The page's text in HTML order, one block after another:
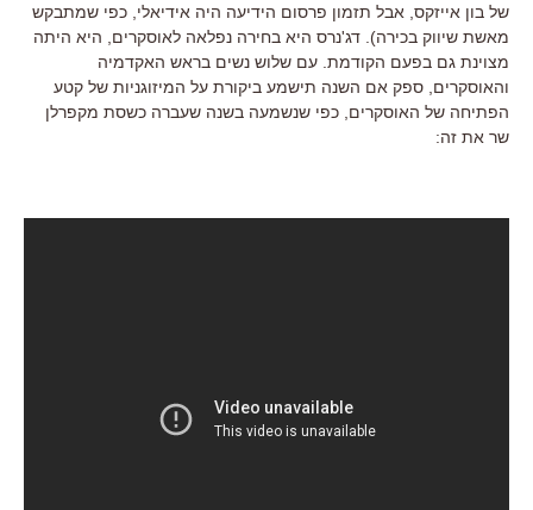
של בון אייזקס, אבל תזמון פרסום הידיעה היה אידיאלי, כפי שמתבקש
מאשת שיווק בכירה). דג'נרס היא בחירה נפלאה לאוסקרים, היא היתה
מצוינת גם בפעם הקודמת. עם שלוש נשים בראש האקדמיה
והאוסקרים, ספק אם השנה תישמע ביקורת על המיזוגניות של קטע
הפתיחה של האוסקרים, כפי שנשמעה בשנה שעברה כשסת מקפרלן
שר את זה: